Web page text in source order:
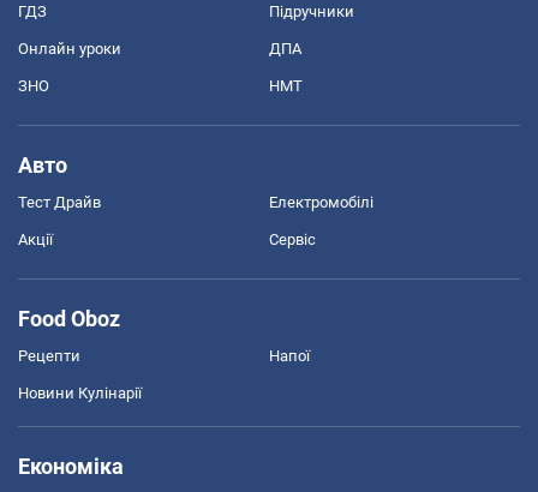
ГДЗ Підручники
Онлайн уроки ДПА
ЗНО НМТ
Авто
Тест Драйв Електромобілі
Акції Сервіс
Food Oboz
Рецепти Напої
Новини Кулінарії
Економіка